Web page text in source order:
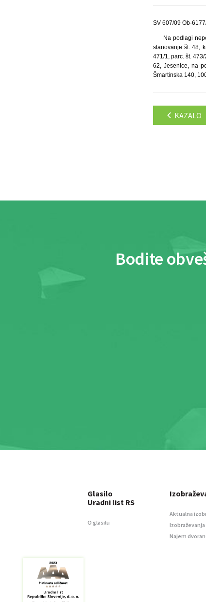
SV 607/09 Ob-
Na podlagi
stanovanje št. 48,
471/1, parc. št.
62, Jesenice, na
Šmartinska 140,
KAZALO
Bodite
Glasilo
Uradni list RS
O glasilu
Aktualna
Najem